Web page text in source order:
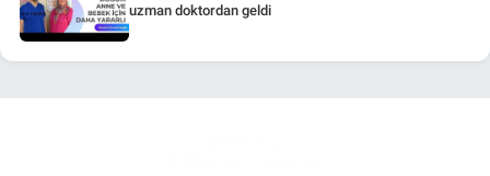
uzman doktordan geldi